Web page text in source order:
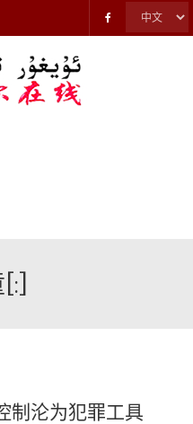
制沦为犯罪工具